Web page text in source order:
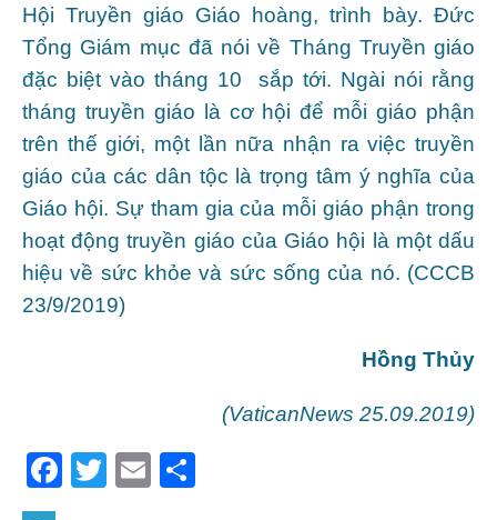
Hội Truyền giáo Giáo hoàng, trình bày. Đức
Tổng Giám mục đã nói về Tháng Truyền giáo
đặc biệt vào tháng 10 sắp tới. Ngài nói rằng
tháng truyền giáo là cơ hội để mỗi giáo phận
trên thế giới, một lần nữa nhận ra việc truyền
giáo của các dân tộc là trọng tâm ý nghĩa của
Giáo hội. Sự tham gia của mỗi giáo phận trong
hoạt động truyền giáo của Giáo hội là một dấu
hiệu về sức khỏe và sức sống của nó. (CCCB
23/9/2019)
Hồng Thủy
(VaticanNews 25.09.2019)
F
T
E